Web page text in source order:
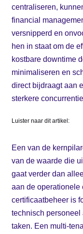
centraliseren,
financial
versnipperd en
hen in staat om de
kostbare downtime
minimaliseren en
direct bijdraagt aan
sterkere
Luister naar dit artikel:
Een van de
van de waarde die
gaat verder dan
aan de operationele
certificaatbeheer is
technisch
taken. Een multi-